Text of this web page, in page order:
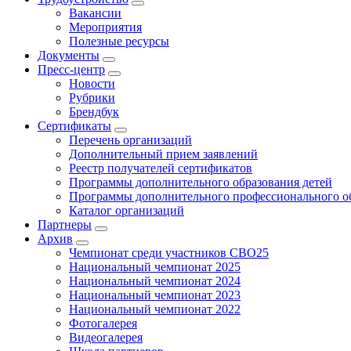
Вакансии
Мероприятия
Полезные ресурсы
Документы
Пресс-центр
Новости
Рубрики
Брендбук
Сертификаты
Перечень организаций
Дополнительный прием заявлений
Реестр получателей сертификатов
Программы дополнительного образования детей
Программы дополнительного профессионального
Каталог организаций
Партнеры
Архив
Чемпионат среди участников СВО25
Национальный чемпионат 2025
Национальный чемпионат 2024
Национальный чемпионат 2023
Национальный чемпионат 2022
Фотогалерея
Видеогалерея